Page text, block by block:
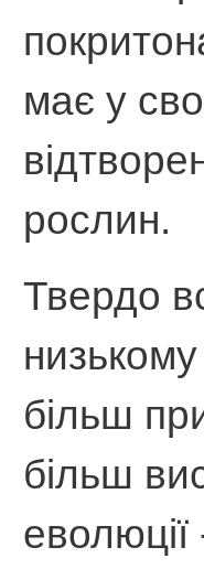
має у
рослин.
Твердо
більш
більш